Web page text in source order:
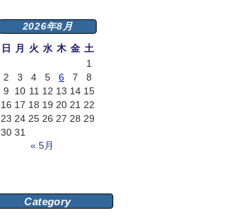
2026年8月
日
月 火 水 木 金 土
1
2
3 4 5 6 7
8
9
10 11 12 13 14 15
16 17 18 19 20 21 22
23 24 25 26 27 28 29
30 31
« 5月
Category